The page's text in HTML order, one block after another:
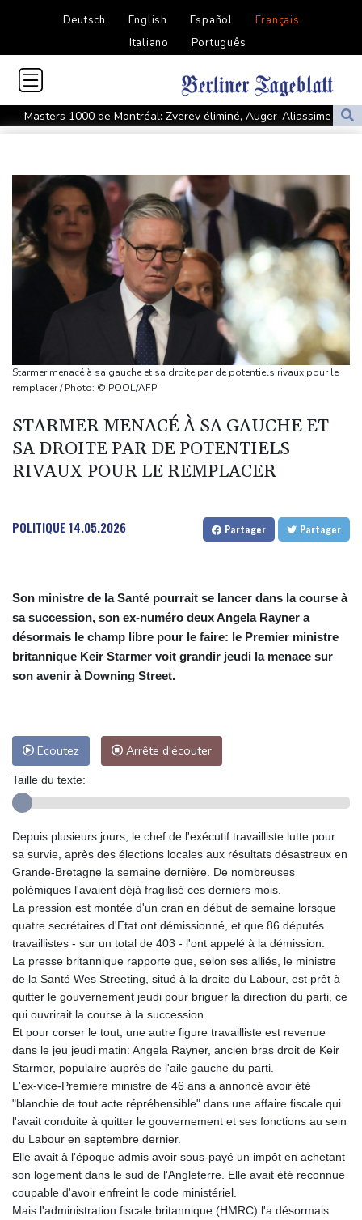
Deutsch English Español
Français
Italiano
Português
Masters 1000 de Montréal: Zverev éliminé, Auger-Aliassime
forfait
Munich face à son verdict
La Fifa reconnaît des "erreurs" et présente des "excuses" après
une réunion de crise au Maroc
Colombie: un bébé hippopotame descendant de la colonie
d'Escobar meurt malgré les soins
Colombie: le gouvernement met en garde contre de possibles
"actes terroristes" lors de l'investiture du président
L'étage supérieur d'une fusée SpaceX s'est écrasé sur la Lune
Séisme au Venezuela: la douloureuse valse des nombres de
disparus
Les Bourses mondiales touchent des records, sans s'emballer
pour autant
Abandonner ou pas? Dans le Tennessee, un candidat démocrate
victime du redécoupage électoral
dimension de menace"
Starmer menacé à sa gauche et sa droite par de potentiels rivaux pour le
remplacer / Photo: © POOL/AFP
STARMER MENACÉ À SA GAUCHE ET
SA DROITE PAR DE POTENTIELS
RIVAUX POUR LE REMPLACER
POLITIQUE14.05.2026 Partager Partager
Son ministre de la Santé pourrait se lancer dans la course à
sa succession, son ex-numéro deux Angela Rayner a
désormais le champ libre pour le faire: le Premier ministre
britannique Keir Starmer voit grandir jeudi la menace sur
son avenir à Downing Street.
Ecoutez Arrête d'écouter
Taille du texte:
Depuis plusieurs jours, le chef de l'exécutif travailliste lutte pour
sa survie, après des élections locales aux résultats désastreux en
Grande-Bretagne la semaine dernière. De nombreuses
polémiques l'avaient déjà fragilisé ces derniers mois.
La pression est montée d'un cran en début de semaine lorsque
quatre secrétaires d'Etat ont démissionné, et que 86 députés
travaillistes - sur un total de 403 - l'ont appelé à la démission.
La presse britannique rapporte que, selon ses alliés, le ministre
de la Santé Wes Streeting, situé à la droite du Labour, est prêt à
quitter le gouvernement jeudi pour briguer la direction du parti, ce
qui ouvrirait la course à la succession.
Et pour corser le tout, une autre figure travailliste est revenue
dans le jeu jeudi matin: Angela Rayner, ancien bras droit de Keir
Starmer, populaire auprès de l'aile gauche du parti.
L'ex-vice-Première ministre de 46 ans a annoncé avoir été
"blanchie de tout acte répréhensible" dans une affaire fiscale qui
l'avait conduite à quitter le gouvernement et ses fonctions au sein
du Labour en septembre dernier.
Elle avait à l'époque admis avoir sous-payé un impôt en achetant
son logement dans le sud de l'Angleterre. Elle avait été reconnue
coupable d'avoir enfreint le code ministériel.
Mais l'administration fiscale britannique (HMRC) l'a désormais